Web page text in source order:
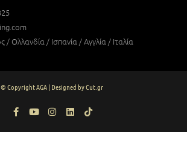
Ολλανδία / Ισπανία / Αγγλία / Ιταλία
© Copyright AGA | Designed by Cut.gr